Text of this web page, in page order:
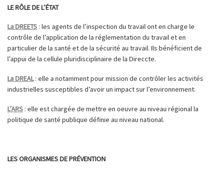
LE RÔLE DE L’ÉTAT
La DREETS : les agents de l’inspection du travail ont en charge le
contrôle de l’application de la réglementation du travail et en
particulier de la santé et de la sécurité au travail. Ils bénéficient de
l’appui de la cellule pluridisciplinaire de la Direccte.
La DREAL: elle a notamment pour mission de contrôler les activités
industrielles susceptibles d’avoir un impact sur l’environnement.
L’ARS : elle est chargée de mettre en oeuvre au niveau régional la
politique de santé publique définie au niveau national.
LES ORGANISMES DE PRÉVENTION